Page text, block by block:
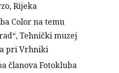
Rijeka
Color na temu
Tehnički muzej
pri Vrhniki
članova Fotokluba